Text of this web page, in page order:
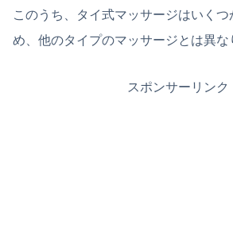
このうち、タイ式マッサージはいくつ
め、他のタイプのマッサージとは異な
スポンサーリンク